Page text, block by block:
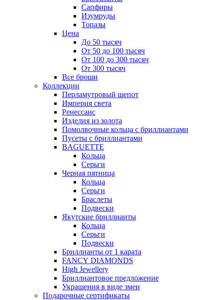
Сапфиры
Изумруды
Топазы
Цена
До 50 тысяч
От 50 до 100 тысяч
От 100 до 300 тысяч
От 300 тысяч
Все броши
Коллекции
Перламутровый шепот
Империя света
Ренессанс
Изделия из золота
Помолвочные кольца с бриллиантами
Пусеты с бриллиантами
BAGUETTE
Кольца
Серьги
Черная пятница
Кольца
Серьги
Браслеты
Подвески
Якутские бриллианты
Кольца
Серьги
Подвески
Бриллианты от 1 карата
FANCY DIAMONDS
High Jewellery
Бриллиантовое предложение
Украшения в виде змеи
Подарочные сертификаты